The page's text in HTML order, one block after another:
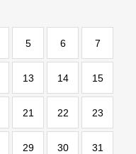
5 6 7
13 14 15
21 22 23
29 30 31